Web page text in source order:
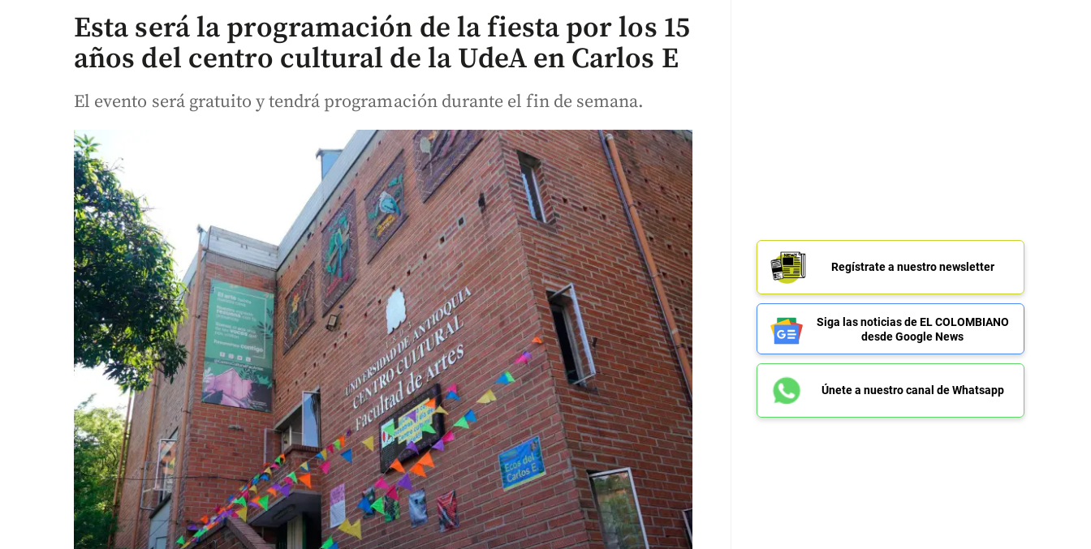
Esta será la programación de la fiesta por los 15
años del centro cultural de la UdeA en Carlos E
El evento será gratuito y tendrá programación durante el fin de semana.
Regístrate a nuestro newsletter
Siga las noticias de EL COLOMBIANO
desde Google News
Únete a nuestro canal de Whatsapp